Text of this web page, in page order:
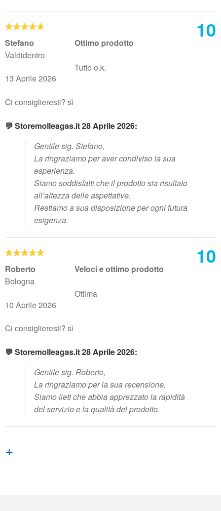
10
Stefano
Valdidentro
13 Aprile 2026
Ci consiglieresti? sì
Ottimo prodotto
Tutto o.k.
💬 Storemolleagas.it 28 Aprile 2026:
Gentile sig. Stefano,
La ringraziamo per aver condiviso la sua
esperienza.
Siamo soddisfatti che il prodotto sia risultato
all’altezza delle aspettative.
Restiamo a sua disposizione per ogni futura
esigenza.
10
Roberto
Bologna
10 Aprile 2026
Ci consiglieresti? sì
Veloci e ottimo prodotto
Ottima
💬 Storemolleagas.it 28 Aprile 2026:
Gentile sig. Roberto,
La ringraziamo per la sua recensione.
Siamo lieti che abbia apprezzato la rapidità
del servizio e la qualità del prodotto.
+